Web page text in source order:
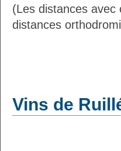
(Les distances avec
distances
Vins de